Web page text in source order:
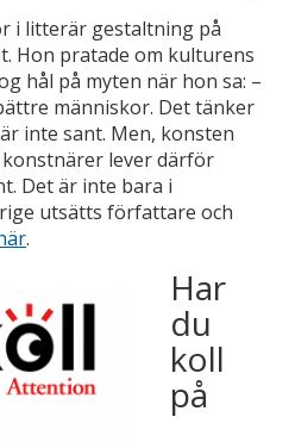
i litterär gestaltning på
Hon pratade om kulturens
hål på myten när hon sa: –
människor. Det tänker
inte sant. Men, konsten
lever därför
Det är inte bara i
utsätts författare och
.
Har
du
koll
på